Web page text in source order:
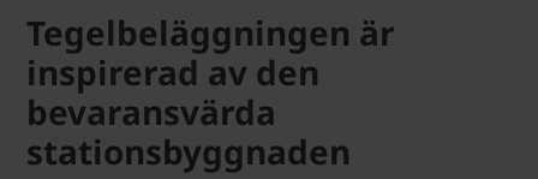
Tegelbeläggningen är
inspirerad av den
bevaransvärda
stationsbyggnaden